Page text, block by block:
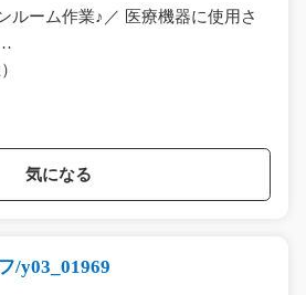
ルーム作業♪／ 医療機器に使用さ
気になる
/y03_01969